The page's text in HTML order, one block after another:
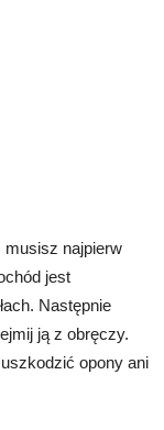
musisz najpierw
jest
Następnie
ją z obręczy.
opony ani